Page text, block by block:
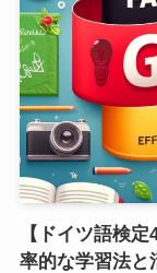
【ドイツ語検
率的な学習法と